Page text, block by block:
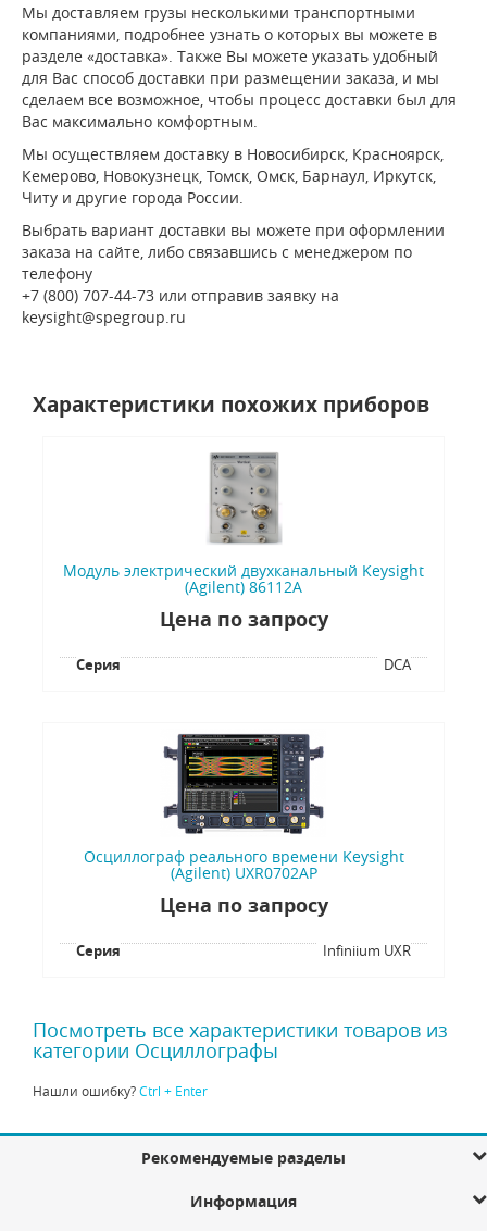
Мы доставляем грузы несколькими транспортными
компаниями, подробнее узнать о которых вы можете в
разделе «доставка». Также Вы можете указать удобный
для Вас способ доставки при размещении заказа, и мы
сделаем все возможное, чтобы процесс доставки был для
Вас максимально комфортным.
Мы осуществляем доставку в Новосибирск, Красноярск,
Кемерово, Новокузнецк, Томск, Омск, Барнаул, Иркутск,
Читу и другие города России.
Выбрать вариант доставки вы можете при оформлении
заказа на сайте, либо связавшись с менеджером по
телефону
+7 (800) 707-44-73 или отправив заявку на
keysight@spegroup.ru
Характеристики похожих приборов
Модуль электрический двухканальный Keysight
(Agilent) 86112A
Цена по запросу
Серия DCA
Осциллограф реального времени Keysight
(Agilent) UXR0702AP
Цена по запросу
Серия Infiniium UXR
Посмотреть все характеристики товаров из
категории Осциллографы
Нашли ошибку?Ctrl + Enter
Рекомендуемые разделы
Информация